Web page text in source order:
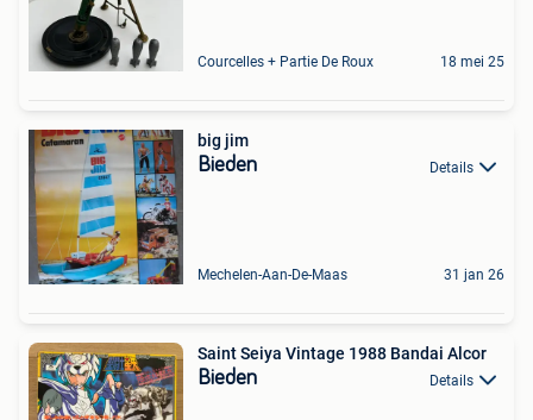
Courcelles + Partie De Roux 18 mei 25
big jim
Bieden Details
Mechelen-Aan-De-Maas 31 jan 26
Saint Seiya Vintage 1988 Bandai Alcor
Bieden Details